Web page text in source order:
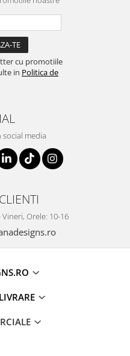
cu promotiile
in Politica de
social media
Orele: 10-16